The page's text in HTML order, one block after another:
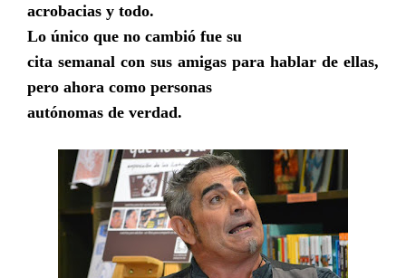
acrobacias y todo.
Lo único que no cambió fue su
cita semanal con sus amigas para hablar de ellas,
pero ahora como personas
autónomas de verdad.